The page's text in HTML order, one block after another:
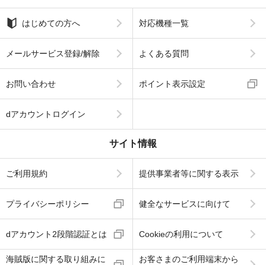
はじめての方へ 対応機種一覧
メールサービス登録/解除 よくある質問
お問い合わせ ポイント表示設定
dアカウントログイン
サイト情報
ご利用規約 提供事業者等に関する表示
プライバシーポリシー 健全なサービスに向けて
dアカウント2段階認証とは Cookieの利用について
海賊版に関する取り組みに
お客さまのご利用端末から